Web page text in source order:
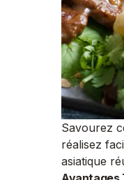
Savourez
réalisez
asiatique